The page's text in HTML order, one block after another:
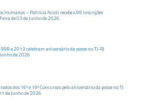
Humanos – Patrícia Acioli recebe 499 inscrições
de03 de Junhode2026
e 2013 celebram aniversário da posse no TJ-RJ
Junhode2026
dos 16º e 19º Concursos pelo aniversário da posse no TJ
de Junhode2026